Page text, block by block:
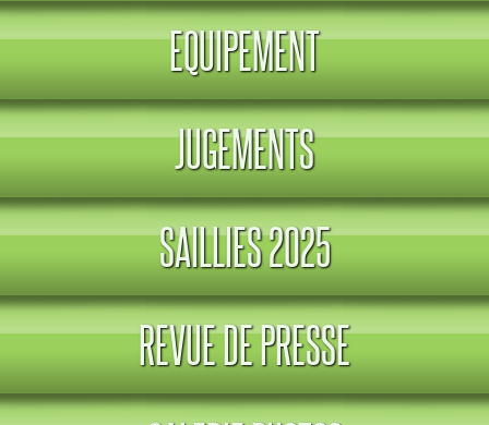
EQUIPEMENT
JUGEMENTS
SAILLIES 2025
REVUE DE PRESSE